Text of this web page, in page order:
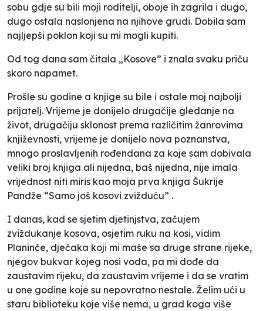
sobu gdje su bili moji roditelji, oboje ih zagrila i dugo,
dugo ostala naslonjena na njihove grudi. Dobila sam
najljepši poklon koji su mi mogli kupiti.
Od tog dana sam čitala „Kosove” i znala svaku priču
skoro napamet.
Prošle su godine a knjige su bile i ostale moj najbolji
prijatelj. Vrijeme je donijelo drugačije gledanje na
život, drugačiju sklonost prema različitim žanrovima
književnosti, vrijeme je donijelo nova poznanstva,
mnogo proslavljenih rođendana za koje sam dobivala
veliki broj knjiga ali nijedna, baš nijedna, nije imala
vrijednost niti miris kao moja prva knjiga Šukrije
Pandže “Samo još kosovi zvižduću” .
I danas, kad se sjetim djetinjstva, začujem
zviždukanje kosova, osjetim ruku na kosi, vidim
Planinče, dječaka koji mi maše sa druge strane rijeke,
njegov bukvar kojeg nosi voda, pa mi dođe da
zaustavim rijeku, da zaustavim vrijeme i da se vratim
u one godine koje su nepovratno nestale. Želim ući u
staru biblioteku koje više nema, u grad koga više